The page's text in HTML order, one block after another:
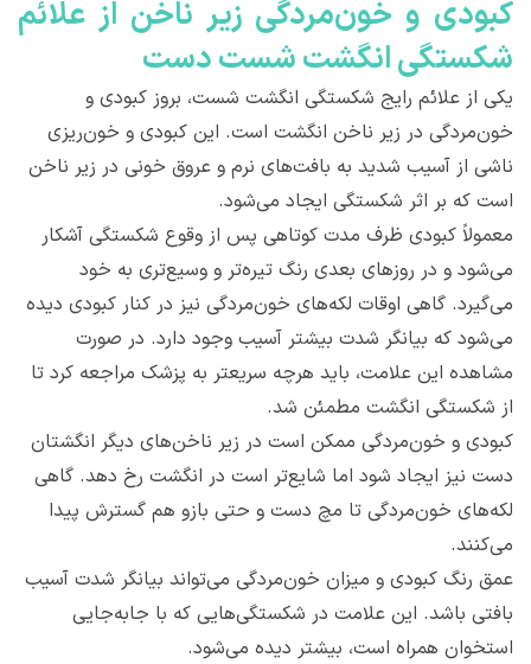
کبودی و خون‌مردگی زیر ناخن از علائم
شکستگی انگشت شست دست
یکی از علائم رایج شکستگی انگشت شست، بروز کبودی و
خون‌مردگی در زیر ناخن انگشت است. این کبودی و خون‌ریزی
ناشی از آسیب شدید به بافت‌های نرم و عروق خونی در زیر ناخن
است که بر اثر شکستگی ایجاد می‌شود.
معمولاً کبودی ظرف مدت کوتاهی پس از وقوع شکستگی آشکار
می‌شود و در روزهای بعدی رنگ تیره‌تر و وسیع‌تری به خود
می‌گیرد. گاهی اوقات لکه‌های خون‌مردگی نیز در کنار کبودی دیده
می‌شود که بیانگر شدت بیشتر آسیب وجود دارد. در صورت
مشاهده این علامت، باید هرچه سریعتر به پزشک مراجعه کرد تا
از شکستگی انگشت مطمئن شد.
کبودی و خون‌مردگی ممکن است در زیر ناخن‌های دیگر انگشتان
دست نیز ایجاد شود اما شایع‌تر است در انگشت رخ دهد. گاهی
لکه‌های خون‌مردگی تا مچ دست و حتی بازو هم گسترش پیدا
می‌کنند.
عمق رنگ کبودی و میزان خون‌مردگی می‌تواند بیانگر شدت آسیب
بافتی باشد. این علامت در شکستگی‌هایی که با جابه‌جایی
استخوان همراه است، بیشتر دیده می‌شود.